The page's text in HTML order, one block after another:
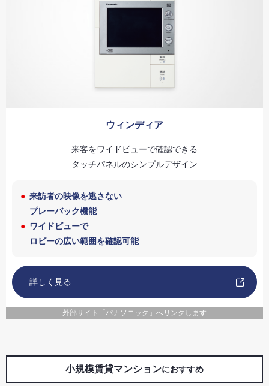
ウィンディア
来客をワイドビューで確認できる
タッチパネルのシンプルデザイン
来訪者の映像を逃さない
プレーバック機能
ワイドビューで
ロビーの広い範囲を確認可能
詳しく見る
外部サイト「パナソニック」へリンクします
小規模賃貸マンションにおすすめ